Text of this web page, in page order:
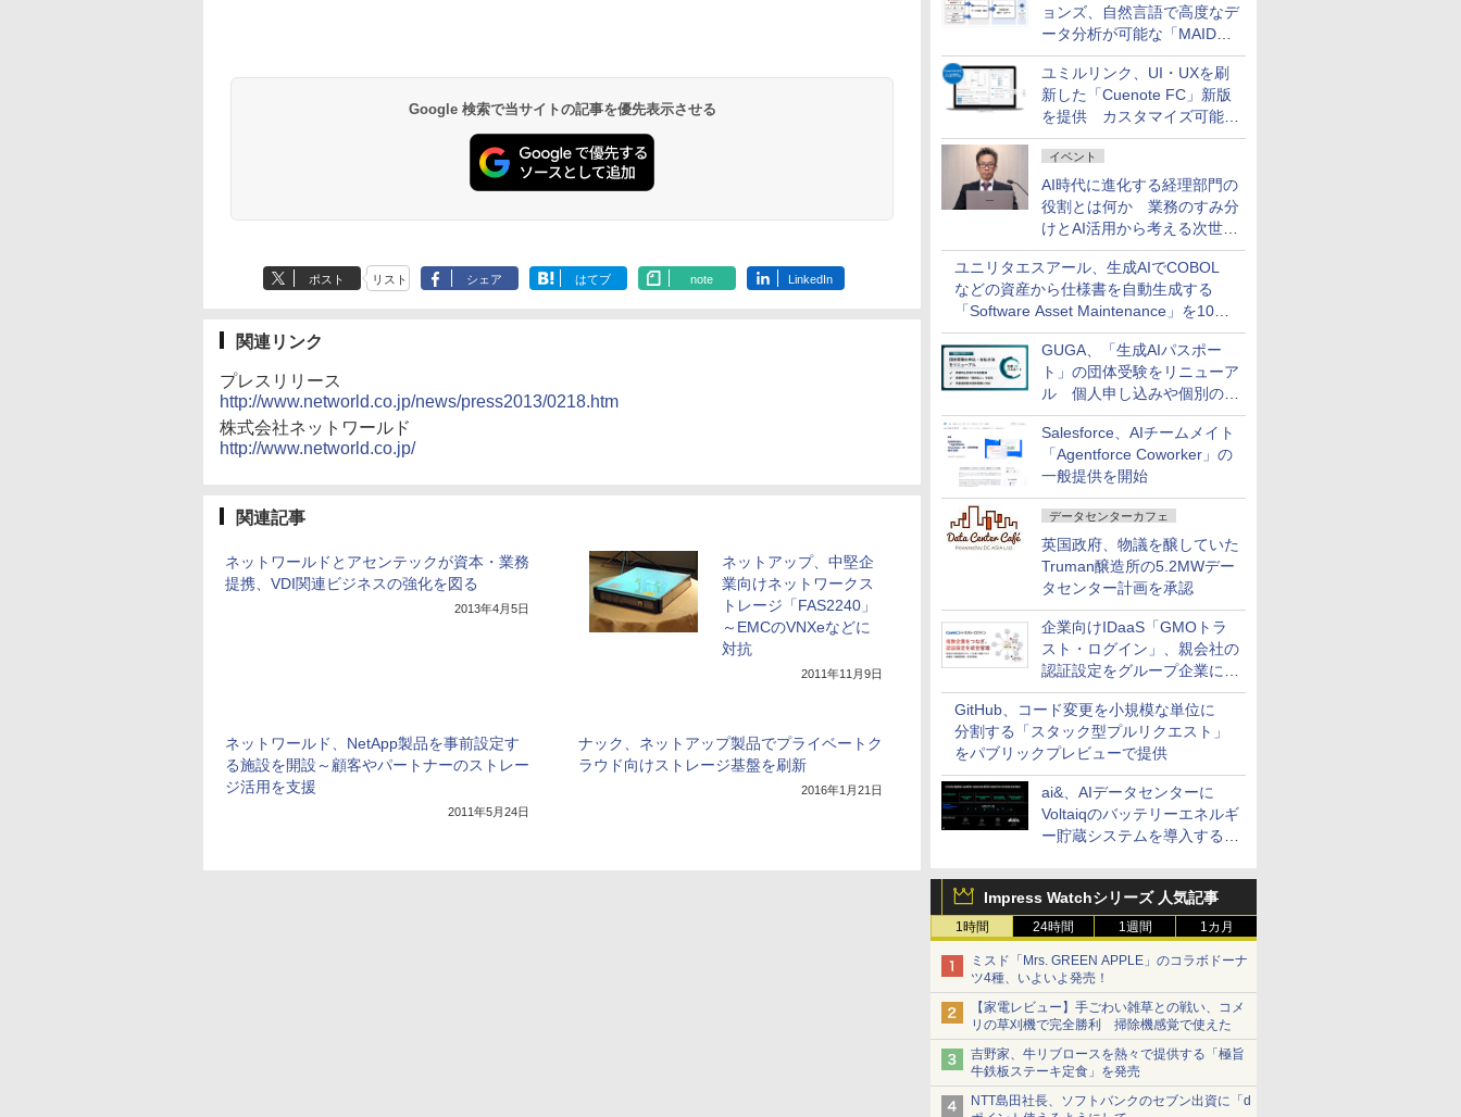
ョンズ、自然言語で高度なデ
ータ分析が可能な「MAIDOA
AI ASSIST」を9月より提供
ユミルリンク、UI・UXを刷
新した「Cuenote FC」新版
を提供 カスタマイズ可能な
ダッシュボード画面を搭載
イベント
AI時代に進化する経理部門の
役割とは何か 業務のすみ分
けとAI活用から考える次世代
ファイナンス戦略
ユニリタエスアール、生成AIでCOBOL
などの資産から仕様書を自動生成する
「Software Asset Maintenance」を10月
に発売
GUGA、「生成AIパスポー
ト」の団体受験をリニューア
ル 個人申し込みや個別の支
払いなどに対応
Salesforce、AIチームメイト
「Agentforce Coworker」の
一般提供を開始
データセンターカフェ
英国政府、物議を醸していた
Truman醸造所の5.2MWデー
タセンター計画を承認
企業向けIDaaS「GMOトラ
スト・ログイン」、親会社の
認証設定をグループ企業に展
開できる新機能を提供
GitHub、コード変更を小規模な単位に
分割する「スタック型プルリクエスト」
をパブリックプレビューで提供
ai&、AIデータセンターに
Voltaiqのバッテリーエネルギ
ー貯蔵システムを導入する計
Impress Watchシリーズ 人気記事
1時間 24時間 1週間 1カ月
ミスド「Mrs. GREEN APPLE」のコラボドーナ
ツ4種、いよいよ発売！
【家電レビュー】手ごわい雑草との戦い、コメ
リの草刈機で完全勝利 掃除機感覚で使えた
吉野家、牛リブロースを熱々で提供する「極旨
牛鉄板ステーキ定食」を発売
NTT島田社長、ソフトバンクのセブン出資に「d
Google 検索で当サイトの記事を優先表示させる
ポスト リスト シェア はてブ note LinkedIn
関連リンク
プレスリリース
http://www.networld.co.jp/news/press2013/0218.htm
株式会社ネットワールド
http://www.networld.co.jp/
関連記事
ネットワールドとアセンテックが資本・業務
提携、VDI関連ビジネスの強化を図る
2013年4月5日
ネットアップ、中堅企
業向けネットワークス
トレージ「FAS2240」
～EMCのVNXeなどに
対抗
2011年11月9日
ネットワールド、NetApp製品を事前設定す
る施設を開設～顧客やパートナーのストレー
ジ活用を支援
2011年5月24日
ナック、ネットアップ製品でプライベートク
ラウド向けストレージ基盤を刷新
2016年1月21日